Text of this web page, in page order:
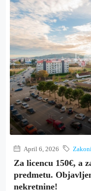
April 6, 2026
Za licencu 150€, a
predmetu.
nekretnine!